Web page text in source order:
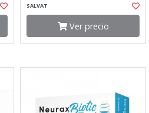
SALVAT
Ver precio